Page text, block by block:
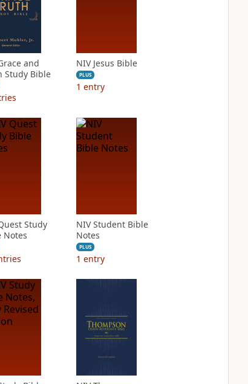
and
Study Bible
NIV Jesus Bible
PLUS
1 entry
Study
Notes
NIV Student Bible
Notes
PLUS
1 entry